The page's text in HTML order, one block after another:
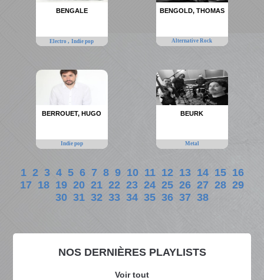
NOS DERNIÈRES PLAYLISTS
Voir tout
BENGALE
Electro,Indie pop
BENGOLD, THOMAS
Alternative Rock
BERROUET, HUGO
Indie pop
BEURK
Metal
1 2 3 4 5 6 7 8 9 10 11 12 13 14 15 16
17 18 19 20 21 22 23 24 25 26 27 28 29
30 31 32 33 34 35 36 37 38